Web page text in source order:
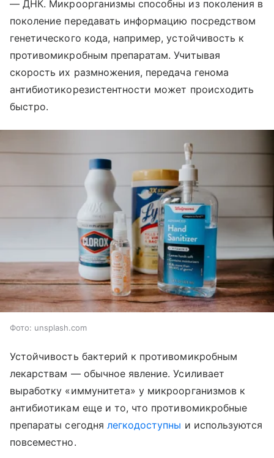
— ДНК. Микроорганизмы способны из поколения в
поколение передавать информацию посредством
генетического кода, например, устойчивость к
противомикробным препаратам. Учитывая
скорость их размножения, передача генома
антибиотикорезистентности может происходить
быстро.
Фото: unsplash.com
Устойчивость бактерий к противомикробным
лекарствам — обычное явление. Усиливает
выработку «иммунитета» у микроорганизмов к
антибиотикам еще и то, что противомикробные
препараты сегодня легкодоступны и используются
повсеместно.